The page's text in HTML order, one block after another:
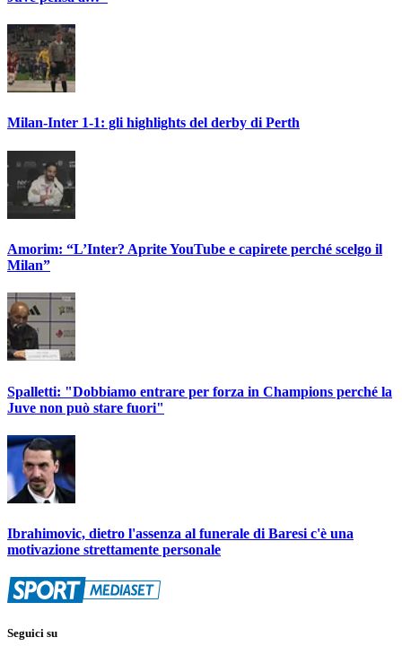
Milan-Inter 1-1: gli highlights del derby di Perth
Amorim: “L’Inter? Aprite YouTube e capirete perché scelgo il
Milan”
Spalletti: "Dobbiamo entrare per forza in Champions perché la
Juve non può stare fuori"
Ibrahimovic, dietro l'assenza al funerale di Baresi c'è una
motivazione strettamente personale
Seguici su